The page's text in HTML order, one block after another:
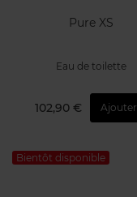
Pure XS
Eau de toilette
102,90 € Ajouter
Bientôt disponible